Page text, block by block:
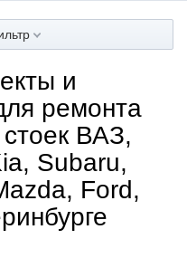
и
ремонта
ВАЗ,
Subaru,
Ford,